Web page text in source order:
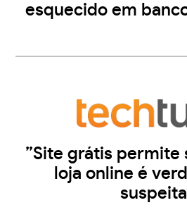
esquecido em
”Site grátis permite
loja online é